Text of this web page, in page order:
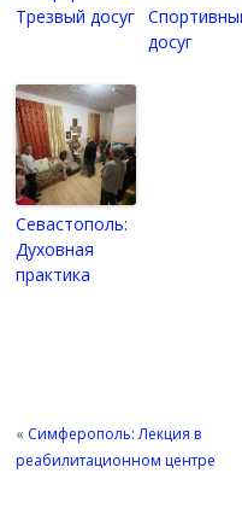
Трезвый досуг
досуг
Севастополь:
Духовная
практика
« Симферополь: Лекция в
реабилитационном центре